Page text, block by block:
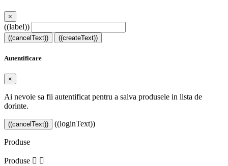
×
((label))
((cancelText)) ((createText))
Autentificare
×
Ai nevoie sa fii autentificat pentru a salva produsele in lista de
dorinte.
((cancelText)) ((loginText))
Produse
Produse  